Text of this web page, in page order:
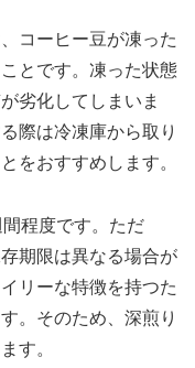
コーヒー豆が凍った
とです。凍った状態
劣化してしまいま
際は冷凍庫から取り
をおすすめします。
程度です。ただ
期限は異なる場合が
リーな特徴を持つた
。そのため、深煎り
す。